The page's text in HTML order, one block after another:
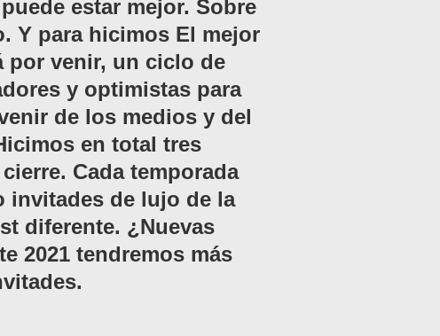
estar mejor. Sobre
Y para hicimos El mejor
por venir, un ciclo de
y optimistas para
de los medios y del
en total tres
Cada temporada
invitades de lujo de la
diferente. ¿Nuevas
2021 tendremos más